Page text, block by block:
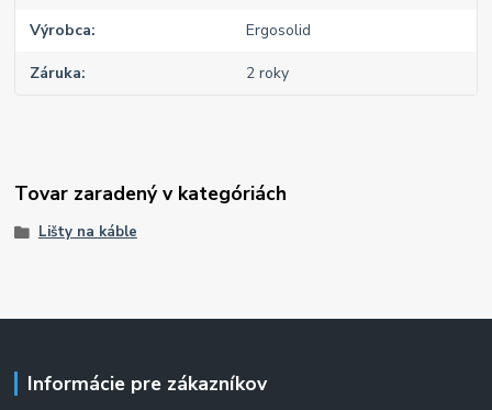
Výrobca Ergosolid
Záruka 2 roky
Tovar zaradený v kategóriách
Lišty na káble
Informácie pre zákazníkov